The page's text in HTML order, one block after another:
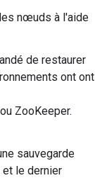
nœuds à l'aide
de restaurer
ont ont
ZooKeeper.
sauvegarde
le dernier